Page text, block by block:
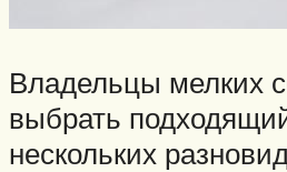
Владельцы мелких
выбрать
нескольких